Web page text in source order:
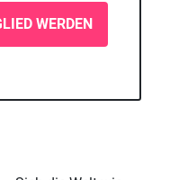
WERDEN